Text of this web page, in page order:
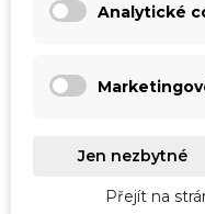
Roboty
Analytické
Jen nezbytné
Přejít na